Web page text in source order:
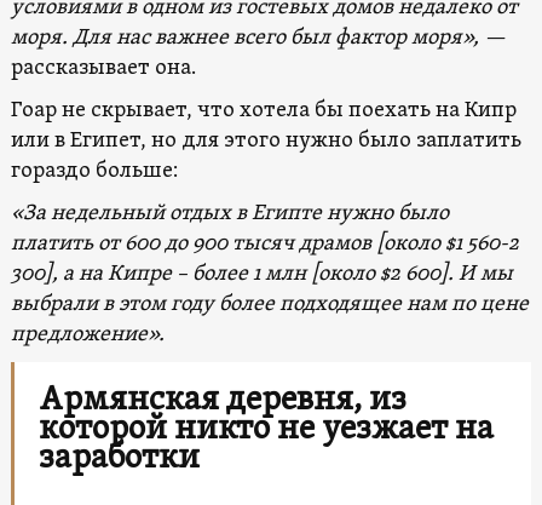
условиями в одном из гостевых домов недалеко от
моря. Для нас важнее всего был фактор моря», —
рассказывает она.
Гоар не скрывает, что хотела бы поехать на Кипр
или в Египет, но для этого нужно было заплатить
гораздо больше:
«За недельный отдых в Египте нужно было
платить от 600 до 900 тысяч драмов [около $1 560-2
300], а на Кипре – более 1 млн [около $2 600]. И мы
выбрали в этом году более подходящее нам по цене
предложение».
Армянская деревня, из
которой никто не уезжает на
заработки